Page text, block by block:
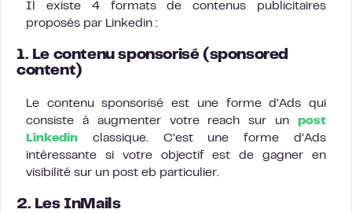
Il existe 4 formats de contenus publicitaires
proposés par Linkedin :
1. Le contenu sponsorisé (sponsored
content)
Le contenu sponsorisé est une forme d’Ads qui
consiste à augmenter votre reach sur un post
Linkedin classique. C’est une forme d’Ads
intéressante si votre objectif est de gagner en
visibilité sur un post eb particulier.
2. Les InMails